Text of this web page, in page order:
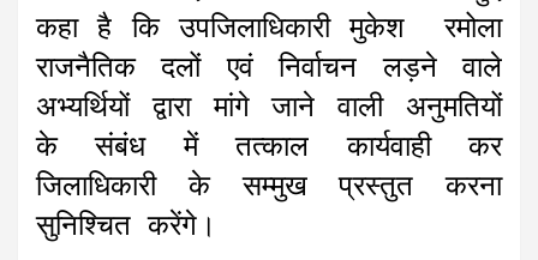
कहा है कि उपजिलाधिकारी मुकेश रमोला
राजनैतिक दलों एवं निर्वाचन लड़ने वाले
अभ्यर्थियों द्वारा मांगे जाने वाली अनुमतियों
के संबंध में तत्काल कार्यवाही कर
जिलाधिकारी के सम्मुख प्रस्तुत करना
सुनिश्चित करेंगे।